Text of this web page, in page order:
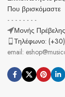
Που βρισκόμαστε
- - - - - - - -
Μονής
Τηλέφωνο:
email: